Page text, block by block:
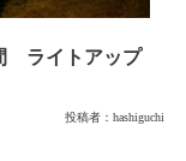
イトアップ
投稿者：hashiguchi